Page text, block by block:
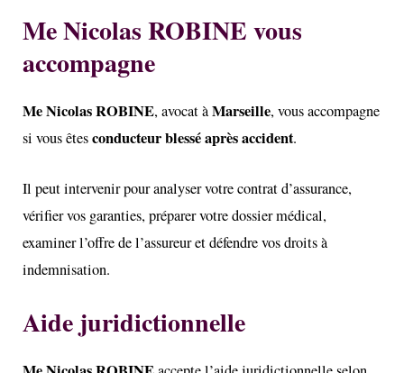
Me Nicolas ROBINE vous
accompagne
Me Nicolas ROBINE, avocat àMarseille, vous accompagne
si vous êtesconducteur blessé après accident.
Il peut intervenir pour analyser votre contrat d’assurance,
vérifier vos garanties, préparer votre dossier médical,
examiner l’offre de l’assureur et défendre vos droits à
indemnisation.
Aide juridictionnelle